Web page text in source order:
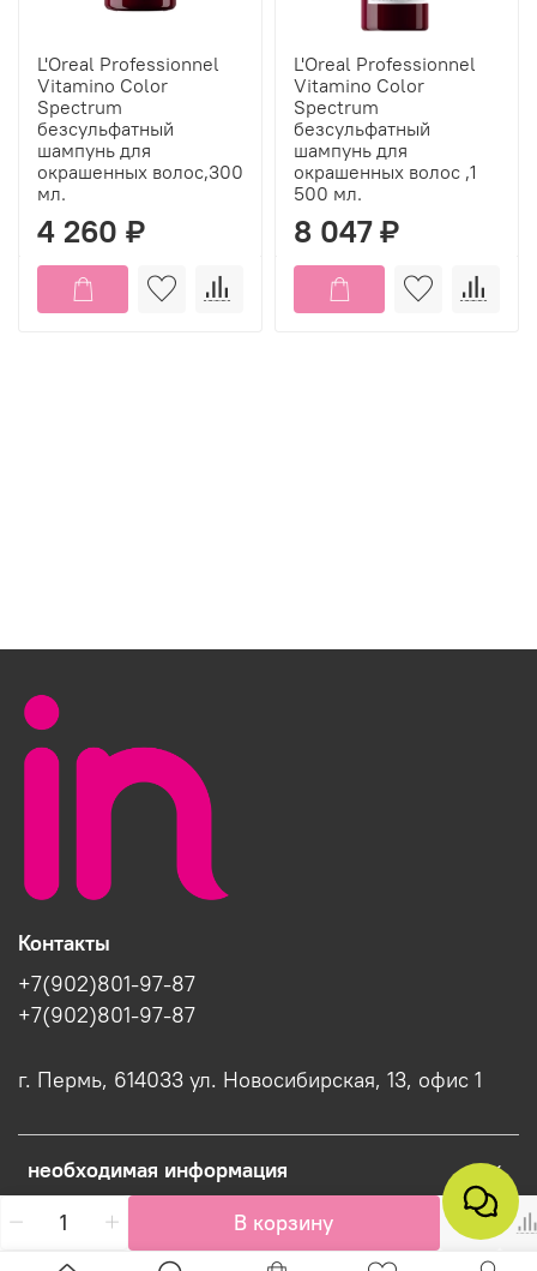
В корзину
L'Oreal Professionnel
Vitamino Color
Spectrum
безсульфатный
шампунь для
окрашенных волос,300
мл.
4 260 ₽
L'Oreal Professionnel
Vitamino Color
Spectrum
безсульфатный
шампунь для
окрашенных волос ,1
500 мл.
8 047 ₽
необходимая информация
Контакты
+7(902)801-97-87
+7(902)801-97-87
г. Пермь, 614033 ул. Новосибирская, 13, офис 1
Интернет-магазин создан на InSales